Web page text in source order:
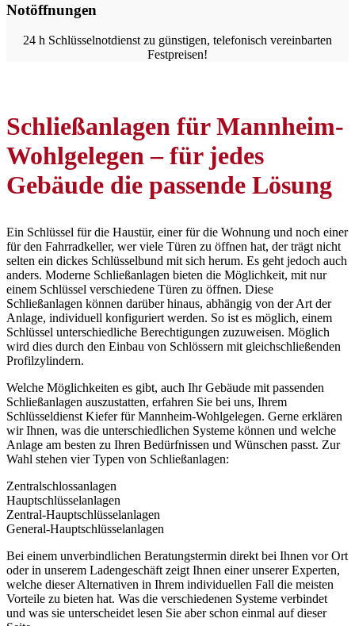
Notöffnungen
24 h Schlüsselnotdienst zu günstigen, telefonisch vereinbarten
Festpreisen!
Schließanlagen für Mannheim-
Wohlgelegen – für jedes
Gebäude die passende Lösung
Ein Schlüssel für die Haustür, einer für die Wohnung und noch einer
für den Fahrradkeller, wer viele Türen zu öffnen hat, der trägt nicht
selten ein dickes Schlüsselbund mit sich herum. Es geht jedoch auch
anders. Moderne Schließanlagen bieten die Möglichkeit, mit nur
einem Schlüssel verschiedene Türen zu öffnen. Diese
Schließanlagen können darüber hinaus, abhängig von der Art der
Anlage, individuell konfiguriert werden. So ist es möglich, einem
Schlüssel unterschiedliche Berechtigungen zuzuweisen. Möglich
wird dies durch den Einbau von Schlössern mit gleichschließenden
Profilzylindern.
Welche Möglichkeiten es gibt, auch Ihr Gebäude mit passenden
Schließanlagen auszustatten, erfahren Sie bei uns, Ihrem
Schlüsseldienst Kiefer für Mannheim-Wohlgelegen. Gerne erklären
wir Ihnen, was die unterschiedlichen Systeme können und welche
Anlage am besten zu Ihren Bedürfnissen und Wünschen passt. Zur
Wahl stehen vier Typen von Schließanlagen:
Zentralschlossanlagen
Hauptschlüsselanlagen
Zentral-Hauptschlüsselanlagen
General-Hauptschlüsselanlagen
Bei einem unverbindlichen Beratungstermin direkt bei Ihnen vor Ort
oder in unserem Ladengeschäft zeigt Ihnen einer unserer Experten,
welche dieser Alternativen in Ihrem individuellen Fall die meisten
Vorteile zu bieten hat. Was die verschiedenen Systeme verbindet
und was sie unterscheidet lesen Sie aber schon einmal auf dieser